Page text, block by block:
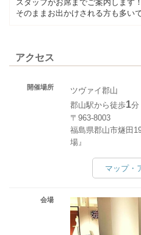
スタッフがお席までご案内します！
そのままお出かけされる方も多い
アクセス
開催場所
ツヴァイ郡山
郡山駅から徒歩1分
〒963-8003
福島県郡山市燧田
場』
マップ・
会場